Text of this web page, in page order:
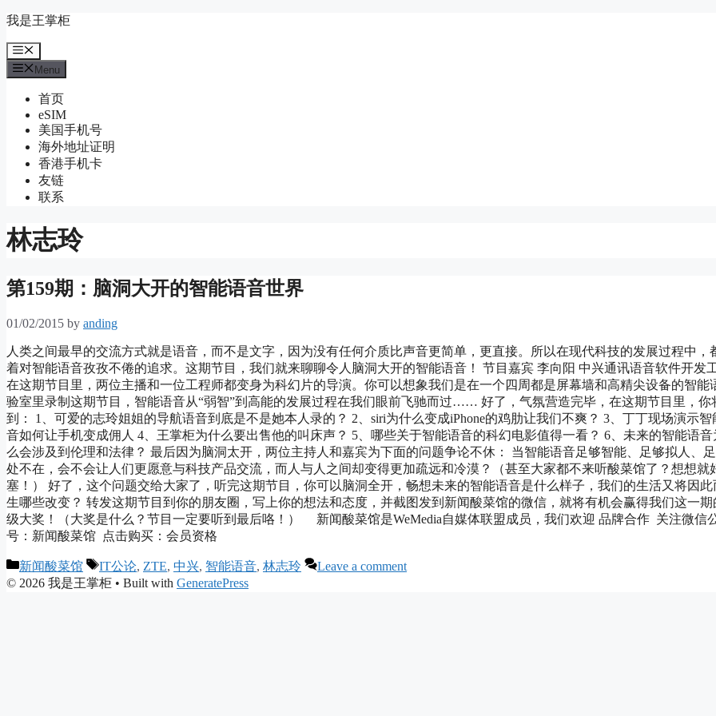
Skip
content
我是王掌柜
Menu
Menu
首页
eSIM
美国手机号
海外地址证明
香港手机卡
友链
联系
林志玲
第159期：脑洞大开的智能语音世界
01/02/2015 by anding
人类之间最早的交流方式就是语音，而不是文字，因为没有任何介质比声音更简单，更直接。所以在现代科技的发展过程中，
着对智能语音孜孜不倦的追求。这期节目，我们就来聊聊令人脑洞大开的智能语音！ 节目嘉宾 李向阳 中兴通讯语音软件开发
在这期节目里，两位主播和一位工程师都变身为科幻片的导演。你可以想象我们是在一个四周都是屏幕墙和高精尖设备的智能
验室里录制这期节目，智能语音从“弱智”到高能的发展过程在我们眼前飞驰而过…… 好了，气氛营造完毕，在这期节目里，你
到： 1、可爱的志玲姐姐的导航语音到底是不是她本人录的？ 2、siri为什么变成iPhone的鸡肋让我们不爽？ 3、丁丁现场演示智
音如何让手机变成佣人 4、王掌柜为什么要出售他的叫床声？ 5、哪些关于智能语音的科幻电影值得一看？ 6、未来的智能语音
么会涉及到伦理和法律？ 最后因为脑洞太开，两位主持人和嘉宾为下面的问题争论不休： 当智能语音足够智能、足够拟人、
处不在，会不会让人们更愿意与科技产品交流，而人与人之间却变得更加疏远和冷漠？（甚至大家都不来听酸菜馆了？想想就
塞！） 好了，这个问题交给大家了，听完这期节目，你可以脑洞全开，畅想未来的智能语音是什么样子，我们的生活又将因此
生哪些改变？ 转发这期节目到你的朋友圈，写上你的想法和态度，并截图发到新闻酸菜馆的微信，就将有机会赢得我们这一期
级大奖！（大奖是什么？节目一定要听到最后咯！） 新闻酸菜馆是WeMedia自媒体联盟成员，我们欢迎 品牌合作 关注微信
号：新闻酸菜馆 点击购买：会员资格
Categories
新闻酸菜馆 Tags
IT公论, ZTE, 中兴, 智能语音, 林志玲
Leave a comment
© 2026 我是王掌柜 • Built with GeneratePress